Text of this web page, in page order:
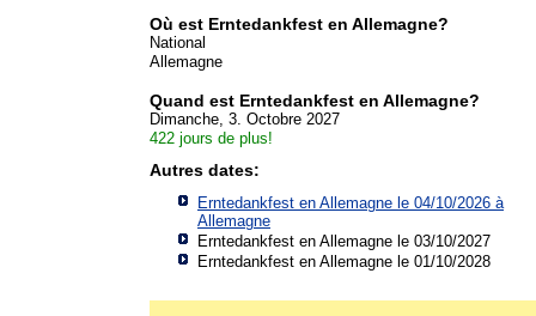
Où est Erntedankfest en Allemagne?
National
Allemagne
Quand est Erntedankfest en Allemagne?
Dimanche, 3. Octobre 2027
422 jours de plus!
Autres dates:
Erntedankfest en Allemagne le 04/10/2026 à
Allemagne
Erntedankfest en Allemagne le 03/10/2027
Erntedankfest en Allemagne le 01/10/2028